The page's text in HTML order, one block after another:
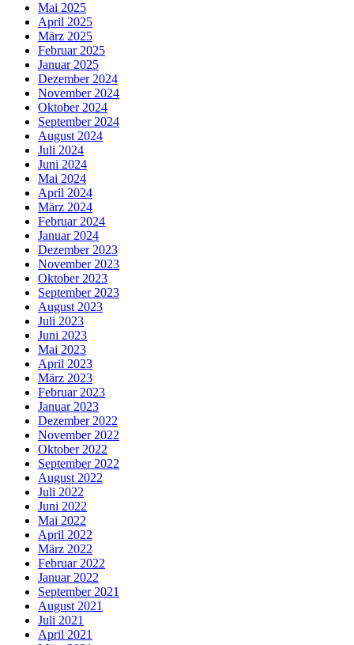
Mai 2025
April 2025
März 2025
Februar 2025
Januar 2025
Dezember 2024
November 2024
Oktober 2024
September 2024
August 2024
Juli 2024
Juni 2024
Mai 2024
April 2024
März 2024
Februar 2024
Januar 2024
Dezember 2023
November 2023
Oktober 2023
September 2023
August 2023
Juli 2023
Juni 2023
Mai 2023
April 2023
März 2023
Februar 2023
Januar 2023
Dezember 2022
November 2022
Oktober 2022
September 2022
August 2022
Juli 2022
Juni 2022
Mai 2022
April 2022
März 2022
Februar 2022
Januar 2022
September 2021
August 2021
Juli 2021
April 2021